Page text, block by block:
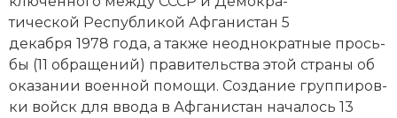
Новая история
Новейшая история
Нумизматика
тической Рес­пуб­ли­кой Аф­га­ни­стан 5
декабря 1978 года, а так­же не­од­но­крат­ные прось­
бы (11 об­ра­ще­ний) пра­ви­тель­ст­ва этой стра­ны об
ока­за­нии во­енной по­мо­щи. Соз­да­ние груп­пи­ров­
ки войск для вво­да в Аф­га­ни­стан на­ча­лось 13